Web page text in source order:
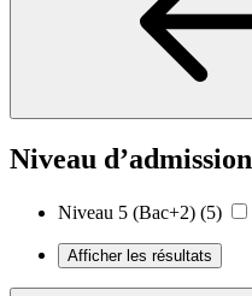
Niveau d’admission
Niveau 5 (Bac+2) (5)
Afficher les résultats